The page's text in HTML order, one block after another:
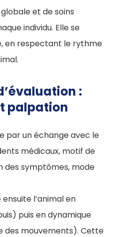
et de soins
individu. Elle se
en respectant le rythme
:
palpation
par un échange avec le
médicaux, motif de
des symptômes, mode
l’animal en
puis en dynamique
des mouvements). Cette